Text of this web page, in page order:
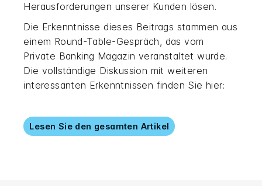
Herausforderungen unserer Kunden lösen.
Die Erkenntnisse dieses Beitrags stammen aus
einem Round-Table-Gespräch, das vom
Private Banking Magazin veranstaltet wurde.
Die vollständige Diskussion mit weiteren
interessanten Erkenntnissen finden Sie hier:
Lesen Sie den gesamten Artikel